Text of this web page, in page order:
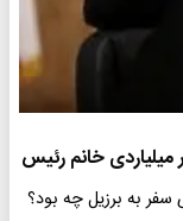
خانم رئیس